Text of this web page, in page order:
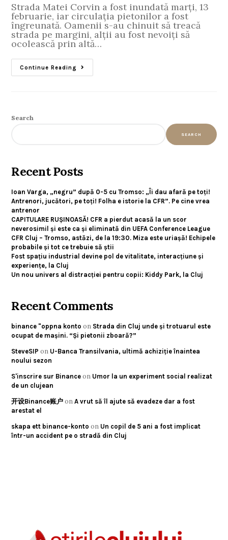
Strada Matei Corvin a fost inundată marți, 13
februarie, iar circulația pietonilor a fost
îngreunată. Oamenii s-au chinuit să treacă
strada pe margini, alții au fost nevoiți să
ocolească prin altă…
Continue Reading
Search
SEARCH
Recent Posts
Ioan Varga, „negru” după 0-5 cu Tromso: „Îi dau afară pe toți!
Antrenori, jucători, pe toți! Folha e istorie la CFR”. Pe cine vrea
antrenor
CAPITULARE RUȘINOASĂ! CFR a pierdut acasă la un scor
neverosimil și este ca și eliminată din UEFA Conference League
CFR Cluj – Tromso, astăzi, de la 19:30. Miza este uriașă! Echipele
probabile și tot ce trebuie să știi
Fost spațiu industrial devine pol de vitalitate, interacțiune și
experiențe, la Cluj
Un nou univers al distracției pentru copii: Kiddy Park, la Cluj
Recent Comments
binance "oppna konto on Strada din Cluj unde și trotuarul este
ocupat de mașini. “Și pietonii zboară?”
SteveSIP on U-Banca Transilvania, ultimă achiziție înaintea
noului sezon
S'inscrire sur Binance on Umor la un experiment social realizat
de un clujean
开设Binance账户 onA vrut să îl ajute să evadeze dar a fost
arestat el
skapa ett binance-konto on Un copil de 5 ani a fost implicat
într-un accident pe o stradă din Cluj